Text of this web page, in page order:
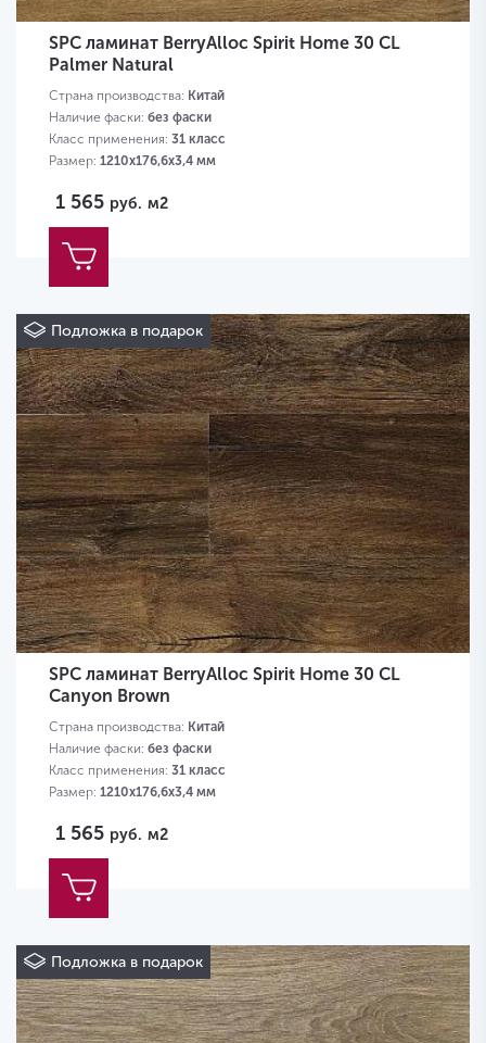
SPC ламинат BerryAlloc Spirit Home 30 CL
Palmer Natural
Страна производства: Китай
Наличие фаски: без фаски
Класс применения: 31 класс
Размер: 1210х176,6х3,4 мм
1 565 руб. м2
Подложка в подарок
SPC ламинат BerryAlloc Spirit Home 30 CL
Canyon Brown
Страна производства: Китай
Наличие фаски: без фаски
Класс применения: 31 класс
Размер: 1210х176,6х3,4 мм
1 565 руб. м2
Подложка в подарок